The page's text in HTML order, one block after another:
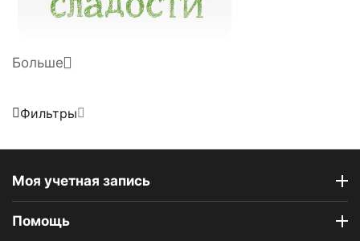
Больше
Фильтры
Моя учетная запись
Помощь